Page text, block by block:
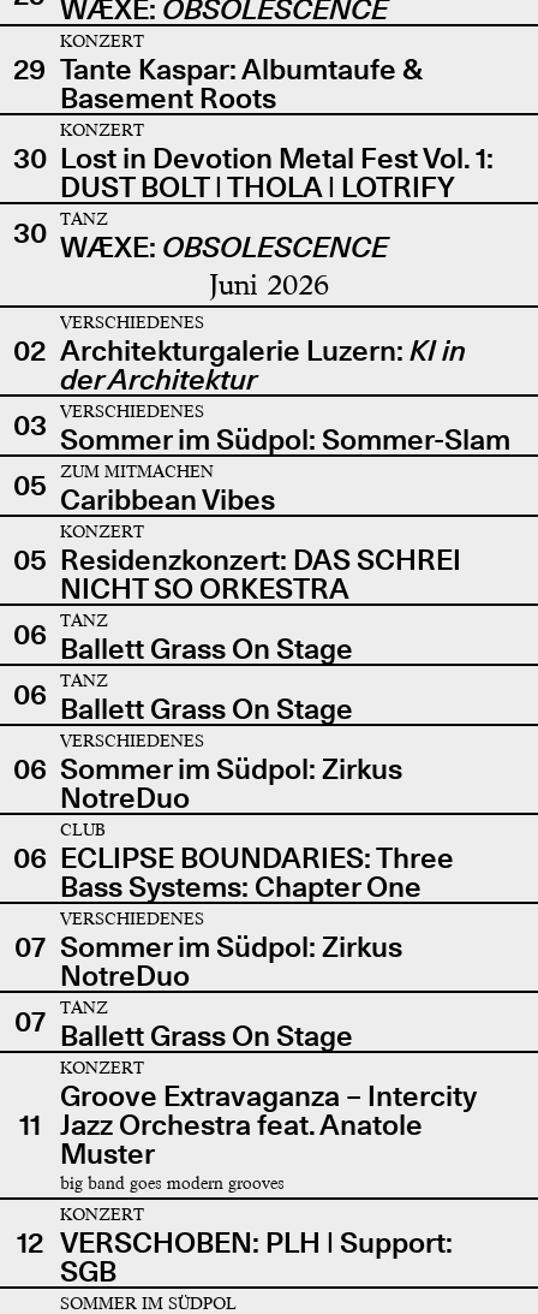
WÆXE: OBSOLESCENCE
29
KONZERT
Tante Kaspar: Albumtaufe &
Basement Roots
30
KONZERT
Lost in Devotion Metal Fest Vol. 1:
DUST BOLT | THOLA | LOTRIFY
30
TANZ
WÆXE: OBSOLESCENCE
Juni 2026
02
VERSCHIEDENES
Architekturgalerie Luzern: KI in
der Architektur
03
VERSCHIEDENES
Sommer im Südpol: Sommer-Slam
05
ZUM MITMACHEN
Caribbean Vibes
05
KONZERT
Residenzkonzert: DAS SCHREI
NICHT SO ORKESTRA
06
TANZ
Ballett Grass On Stage
06
TANZ
Ballett Grass On Stage
06
VERSCHIEDENES
Sommer im Südpol: Zirkus
NotreDuo
06
CLUB
ECLIPSE BOUNDARIES: Three
Bass Systems: Chapter One
07
VERSCHIEDENES
Sommer im Südpol: Zirkus
NotreDuo
07
TANZ
Ballett Grass On Stage
11
KONZERT
Groove Extravaganza – Intercity
Jazz Orchestra feat. Anatole
Muster
big band goes modern grooves
12
KONZERT
VERSCHOBEN: PLH | Support:
SGB
SOMMER IM SÜDPOL